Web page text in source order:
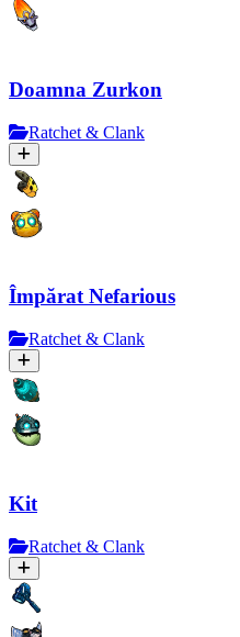
Doamna Zurkon
Ratchet & Clank
Împărat Nefarious
Ratchet & Clank
Kit
Ratchet & Clank